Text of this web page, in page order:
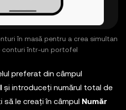
în masă pentru a crea simultan
conturi într-un portofel
preferat din câmpul
și introduceți numărul total de
le creați în câmpul Număr